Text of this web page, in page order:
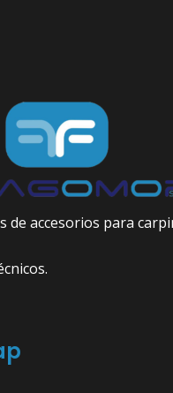
de accesorios para